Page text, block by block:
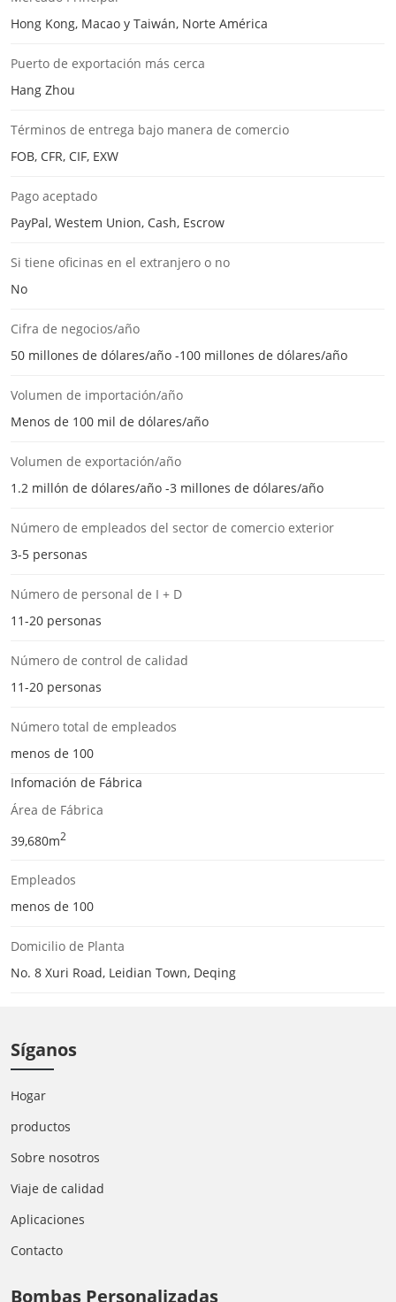
Hong Kong, Macao y Taiwán, Norte América
Puerto de exportación más cerca
Hang Zhou
Términos de entrega bajo manera de comercio
FOB, CFR, CIF, EXW
Pago aceptado
PayPal, Westem Union, Cash, Escrow
Si tiene oficinas en el extranjero o no
No
Cifra de negocios/año
50 millones de dólares/año -100 millones de dólares/año
Volumen de importación/año
Menos de 100 mil de dólares/año
Volumen de exportación/año
1.2 millón de dólares/año -3 millones de dólares/año
Número de empleados del sector de comercio exterior
3-5 personas
Número de personal de I + D
11-20 personas
Número de control de calidad
11-20 personas
Número total de empleados
menos de 100
Infomación de Fábrica
Área de Fábrica
39,680m2
Empleados
menos de 100
Domicilio de Planta
No. 8 Xuri Road, Leidian Town, Deqing
Síganos
Hogar
productos
Sobre nosotros
Viaje de calidad
Aplicaciones
Contacto
Bombas Personalizadas